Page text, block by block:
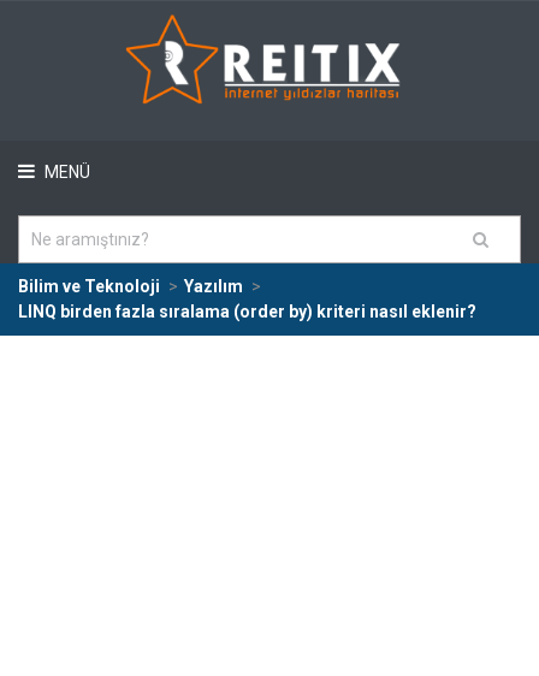
MENÜ
Bilim ve Teknoloji
Yazılım
LINQ birden fazla sıralama (order by) kriteri nasıl eklenir?